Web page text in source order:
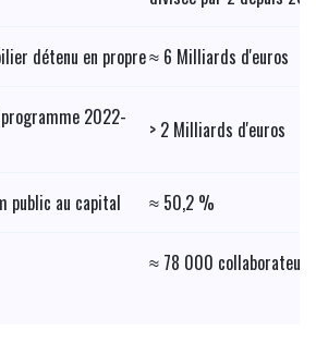
détenu en propre≈ 6 Milliards d'euros
2022-
> 2 Milliards d'euros
public au capital ≈ 50,2 %
≈ 78 000 collaborateurs